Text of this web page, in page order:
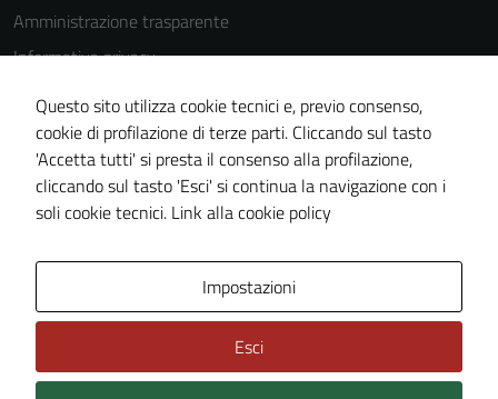
Amministrazione trasparente
Informativa privacy
Cookie Policy
Note legali
Dichiarazione di accessibilità
Piano di miglioramento del sito
Questo sito utilizza cookie tecnici e, previo consenso,
cookie di profilazione di terze parti. Cliccando sul tasto
'Accetta tutti' si presta il consenso alla profilazione,
cliccando sul tasto 'Esci' si continua la navigazione con i
soli cookie tecnici. Link alla cookie policy
Impostazioni
Esci